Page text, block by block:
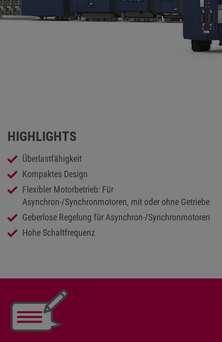
HIGHLIGHTS
Überlastfähigkeit
Kompaktes Design
Flexibler Motorbetrieb: Für
Asynchron-/Synchronmotoren, mit oder ohne Getriebe
Geberlose Regelung für Asynchron-/Synchronmotoren
Hohe Schaltfrequenz